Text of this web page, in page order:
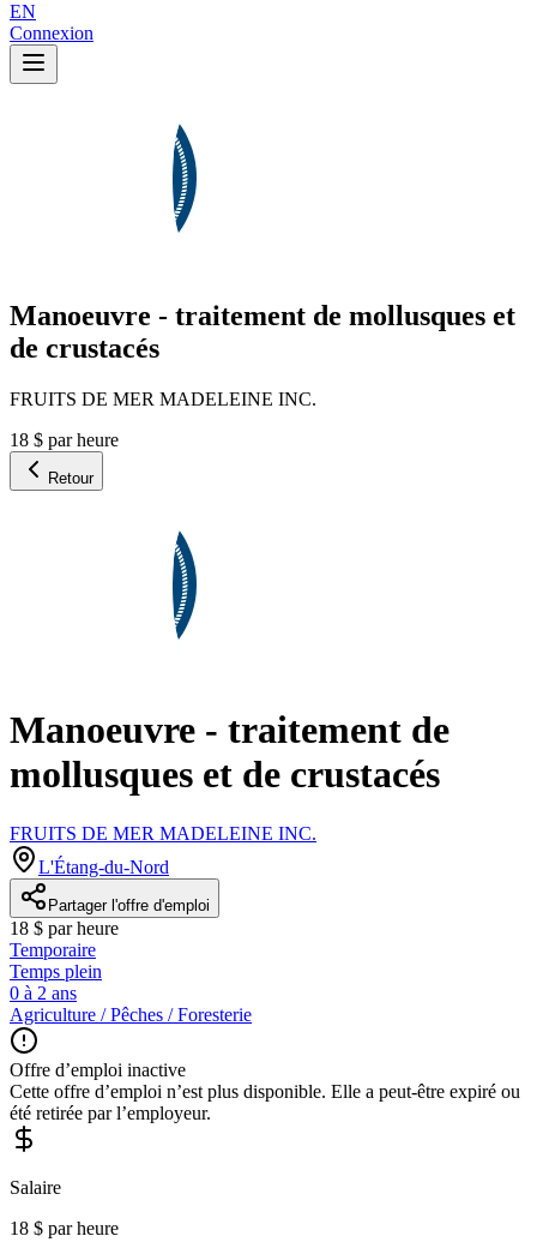
EN
Connexion
Manoeuvre - traitement de mollusques et
de crustacés
FRUITS DE MER MADELEINE INC.
18 $ par heure
Retour
Manoeuvre - traitement de
mollusques et de crustacés
FRUITS DE MER MADELEINE INC.
L'Étang-du-Nord
Partager l'offre d'emploi
18 $ par heure
Temporaire
Temps plein
0 à 2 ans
Agriculture / Pêches / Foresterie
Offre d’emploi inactive
Cette offre d’emploi n’est plus disponible. Elle a peut-être expiré ou
été retirée par l’employeur.
Salaire
18 $ par heure